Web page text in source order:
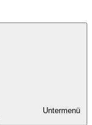
Untermenü